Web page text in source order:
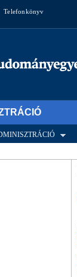
Telefonkönyv